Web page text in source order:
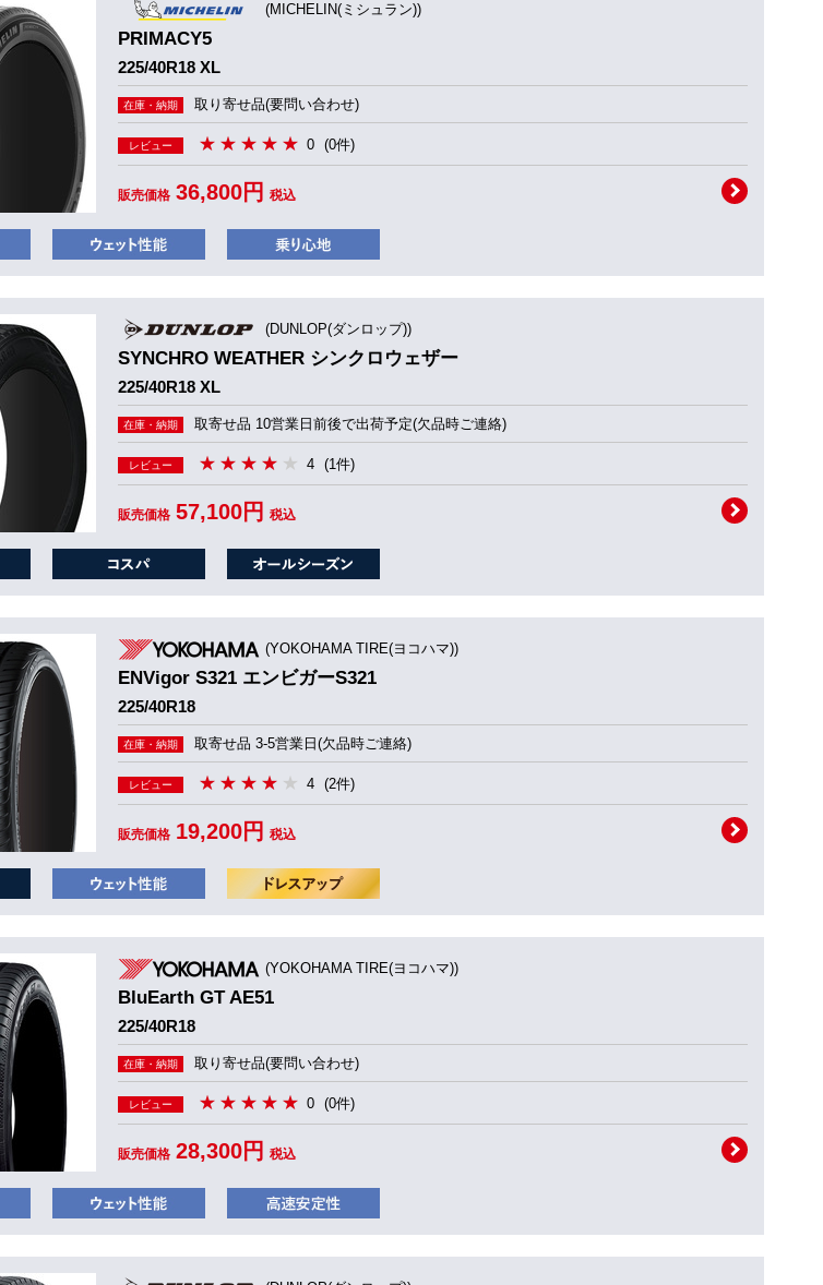
(MICHELIN(ミシュラン))
PRIMACY5
225/40R18 XL
在庫・納期 取り寄せ品(要問い合わせ)
レビュー 0 (0件)
販売価格 36,800円 税込
(DUNLOP(ダンロップ))
SYNCHRO WEATHER シンクロウェザー
225/40R18 XL
在庫・納期 取寄せ品 10営業日前後で出荷予定(欠品時ご連絡)
レビュー 4 (1件)
販売価格 57,100円 税込
(YOKOHAMA TIRE(ヨコハマ))
ENVigor S321 エンビガーS321
225/40R18
在庫・納期 取寄せ品 3-5営業日(欠品時ご連絡)
レビュー 4 (2件)
販売価格 19,200円 税込
(YOKOHAMA TIRE(ヨコハマ))
BluEarth GT AE51
225/40R18
在庫・納期 取り寄せ品(要問い合わせ)
レビュー 0 (0件)
販売価格 28,300円 税込